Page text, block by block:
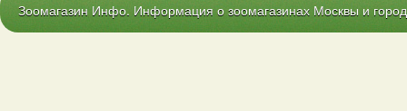
Зоомагазин Инфо. Информация о зоомагазинах Москвы и